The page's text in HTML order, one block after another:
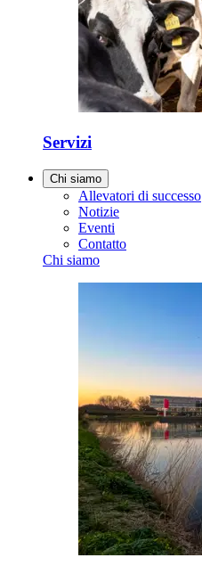
Servizi
Chi siamo
Allevatori di successo
Notizie
Eventi
Contatto
Chi siamo